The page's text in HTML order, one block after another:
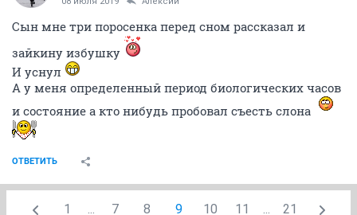
Сын мне три поросенка перед сном рассказал и
зайкину избушку
И уснул
А у меня определенный период биологических часов
и состояние а кто нибудь пробовал съесть слона
ОТВЕТИТЬ
1 ... 7 8 9 10 11 ... 21